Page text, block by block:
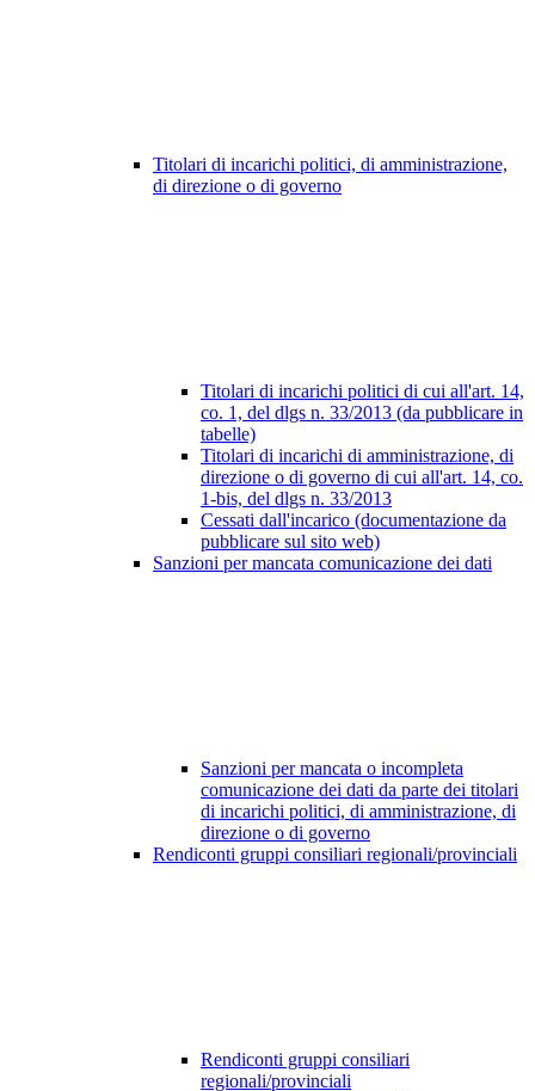
Titolari di incarichi politici, di amministrazione,
di direzione o di governo
Titolari di incarichi politici di cui all'art. 14,
co. 1, del dlgs n. 33/2013 (da pubblicare in
tabelle)
Titolari di incarichi di amministrazione, di
direzione o di governo di cui all'art. 14, co.
1-bis, del dlgs n. 33/2013
Cessati dall'incarico (documentazione da
pubblicare sul sito web)
Sanzioni per mancata comunicazione dei dati
Sanzioni per mancata o incompleta
comunicazione dei dati da parte dei titolari
di incarichi politici, di amministrazione, di
direzione o di governo
Rendiconti gruppi consiliari regionali/provinciali
Rendiconti gruppi consiliari
regionali/provinciali